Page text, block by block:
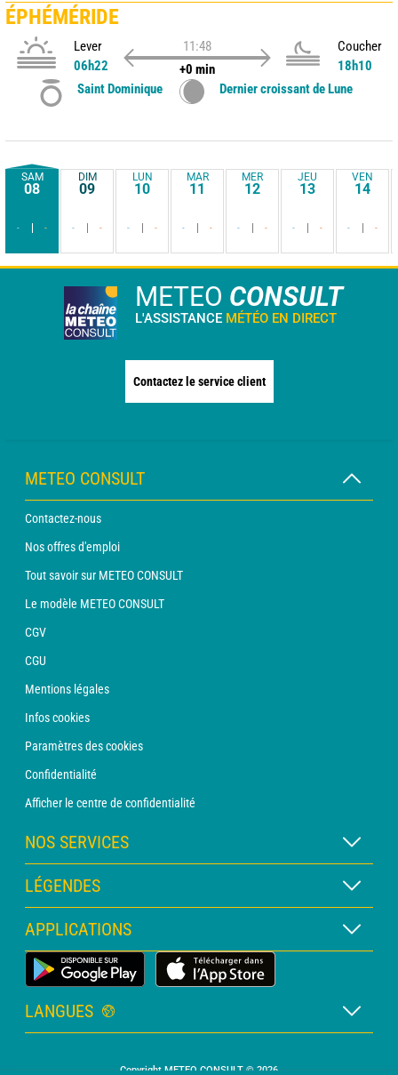
ÉPHÉMÉRIDE
Lever
06h22
11:48
+0 min
Coucher
18h10
Saint Dominique
Dernier croissant de Lune
SAM
08
- -
DIM
09
- -
LUN
10
- -
MAR
11
- -
MER
12
- -
JEU
13
- -
VEN
14
- -
METEO CONSULT
L'ASSISTANCE MÉTÉO EN DIRECT
Contactez le service client
METEO CONSULT
Contactez-nous
Nos offres d'emploi
Tout savoir sur METEO CONSULT
Le modèle METEO CONSULT
CGV
CGU
Mentions légales
Infos cookies
Paramètres des cookies
Confidentialité
Afficher le centre de confidentialité
NOS SERVICES
Abonnement METEO Xpert
Abonnement METEO PRO
Consultation avec un prévisionniste
Bulletin PRO
LÉGENDES
Légende des cartes
Légende des pictogrammes
Glossaire
APPLICATIONS
Application Météo Terrestre
LANGUES
Copyright METEO CONSULT © 2026